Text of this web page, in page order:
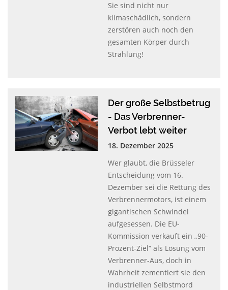
Sie sind nicht nur
klimaschädlich, sondern
zerstören auch noch den
gesamten Körper durch
Strahlung!
Der große Selbstbetrug
- Das Verbrenner-
Verbot lebt weiter
18. Dezember 2025
Wer glaubt, die Brüsseler
Entscheidung vom 16.
Dezember sei die Rettung des
Verbrennermotors, ist einem
gigantischen Schwindel
aufgesessen. Die EU-
Kommission verkauft ein „90-
Prozent-Ziel“ als Lösung vom
Verbrenner-Aus, doch in
Wahrheit zementiert sie den
industriellen Selbstmord